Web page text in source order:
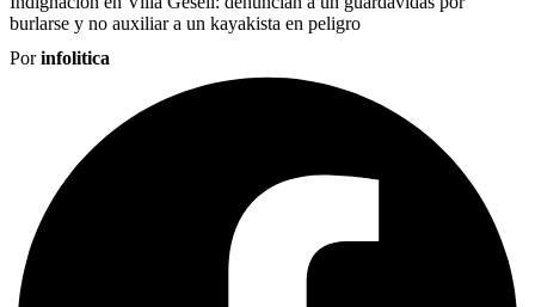
burlarse y no auxiliar a un kayakista en peligro
Porinfolitica